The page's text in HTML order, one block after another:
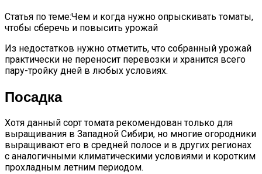
Статья по теме:Чем и когда нужно опрыскивать томаты,
чтобы сберечь и повысить урожай
Из недостатков нужно отметить, что собранный урожай
практически не переносит перевозки и хранится всего
пару-тройку дней в любых условиях.
Посадка
Хотя данный сорт томата рекомендован только для
выращивания в Западной Сибири, но многие огородники
выращивают его в средней полосе и в других регионах
с аналогичными климатическими условиями и коротким
прохладным летним периодом.